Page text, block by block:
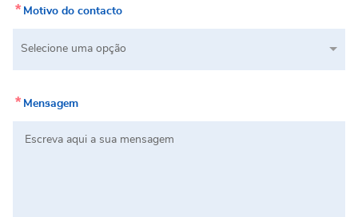
* Motivo do contacto
Selecione uma opção
* Mensagem